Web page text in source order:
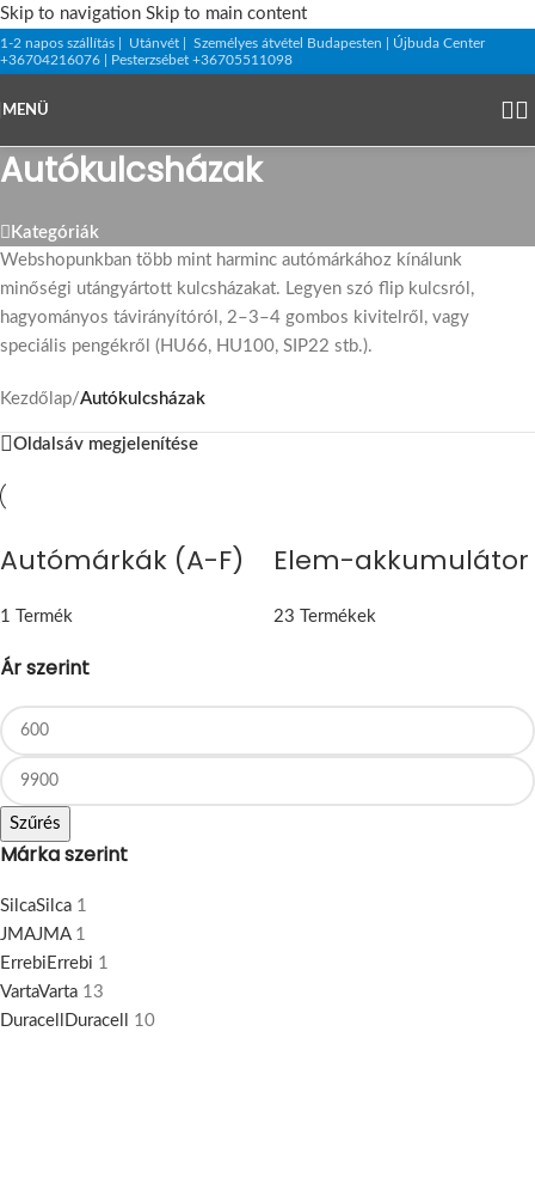
Skip to navigation Skip to main content
1-2 napos szállítás | Utánvét | Személyes átvétel Budapesten | Újbuda Center
+36704216076 | Pesterzsébet +36705511098
MENÜ
Autókulcsházak
Kategóriák
Ár szerint
Szűrés
Márka szerint
SilcaSilca 1
JMAJMA 1
Errebi Errebi 1
VartaVarta 13
Duracell
Duracell 10
Webshopunkban több mint harminc autómárkához kínálunk
minőségi utángyártott kulcsházakat. Legyen szó flip kulcsról,
hagyományos távirányítóról, 2–3–4 gombos kivitelről, vagy
speciális pengékről (HU66, HU100, SIP22 stb.).
Kezdőlap/Autókulcsházak
Oldalsáv megjelenítése
Autómárkák (A-F)
1 Termék
Elem-akkumulátor
23 Termékek